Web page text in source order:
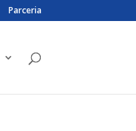
Parceria